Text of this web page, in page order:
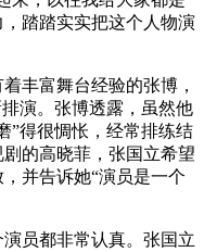
踏踏实实把这个人物演
丰富舞台经验的张博，
演。张博透露，虽然他
”得很惆怅，经常排练结
的高晓菲，张国立希望
并告诉她“演员是一个
员都非常认真。张国立